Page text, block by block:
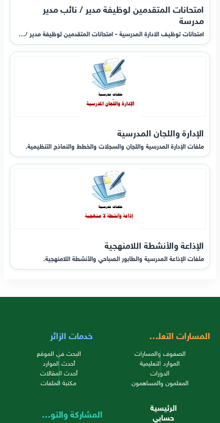
امتحانات المتقدمين لوظيفة مدير / نائب مدير
مدرسة
امتحانات توظيف الادارة المدرسية - امتحانات المتقدمين لوظيفة مدير /…
الإدارة واللجان المدرسية
ملفات الإدارة المدرسية واللجان والسجلات والخطط والنماذج التنظيمية.
الإذاعة والأنشطة اللامنهجية
ملفات الإذاعة المدرسية والطابور الصباحي والأنشطة اللامنهجية.
المسارات التعليمية
الصفوف والمسارات
الموارد التعليمية
الدورات
المعلمون والمساهمون
خدمات الزائر
البحث في الموقع
أحدث الموارد
أحدث المقالات
مكتبة الملفات
الرئيسية
حسابي المشاركة والتواصل